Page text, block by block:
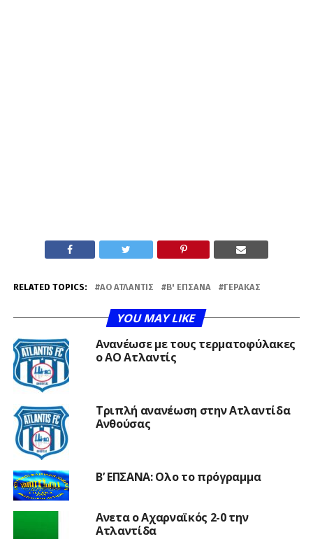
RELATED TOPICS: ΑΟ ΑΤΛΑΝΤΊΣ Β' ΕΠΣΑΝΑ ΓΈΡΑΚΑΣ
YOU MAY LIKE
Ανανέωσε με τους τερματοφύλακες
ο ΑΟ Ατλαντίς
Τριπλή ανανέωση στην Ατλαντίδα
Ανθούσας
Β’ ΕΠΣΑΝΑ: Ολο το πρόγραμμα
Ανετα ο Αχαρναϊκός 2-0 την
Ατλαντίδα